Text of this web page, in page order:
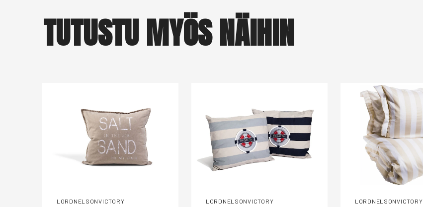
TUTUSTU MYÖS NÄIHIN
LORDNELSONVICTORY LORDNELSONVICTORY LORDNELSONVICTORY